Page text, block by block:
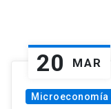
20 MAR
Microeconomía